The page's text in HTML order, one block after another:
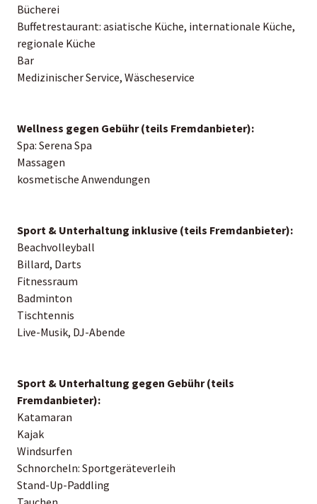
Bücherei
Buffetrestaurant: asiatische Küche, internationale Küche,
regionale Küche
Bar
Medizinischer Service, Wäscheservice
Wellness gegen Gebühr (teils Fremdanbieter):
Spa: Serena Spa
Massagen
kosmetische Anwendungen
Sport & Unterhaltung inklusive (teils Fremdanbieter):
Beachvolleyball
Billard, Darts
Fitnessraum
Badminton
Tischtennis
Live-Musik, DJ-Abende
Sport & Unterhaltung gegen Gebühr (teils
Fremdanbieter):
Katamaran
Kajak
Windsurfen
Schnorcheln: Sportgeräteverleih
Stand-Up-Paddling